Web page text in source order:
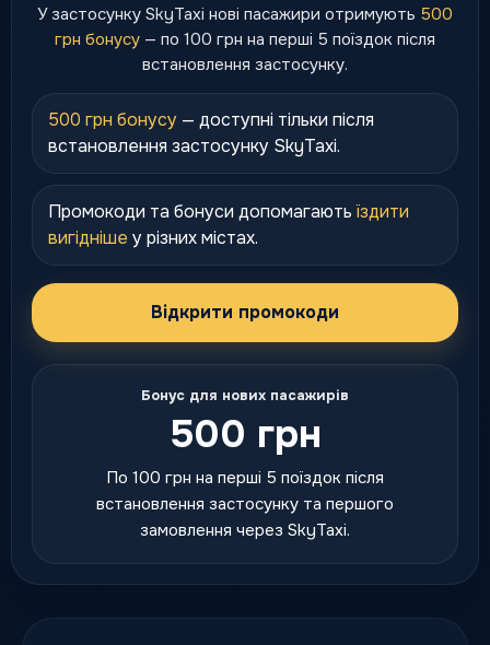
У застосунку SkyTaxi нові пасажири отримують 500
грн бонусу — по 100 грн на перші 5 поїздок після
встановлення застосунку.
500 грн бонусу — доступні тільки після
встановлення застосунку SkyTaxi.
Промокоди та бонуси допомагаютьїздити
вигідніше у різних містах.
Відкрити промокоди
Бонус для нових пасажирів
500 грн
По 100 грн на перші 5 поїздок після
встановлення застосунку та першого
замовлення через SkyTaxi.